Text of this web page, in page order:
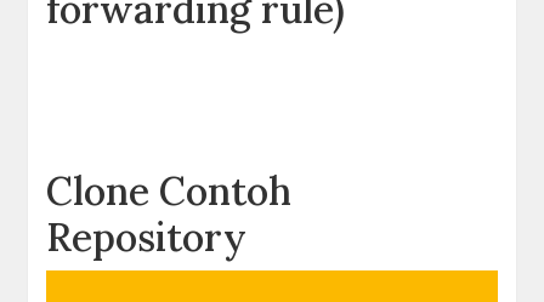
Clone Contoh
Repository